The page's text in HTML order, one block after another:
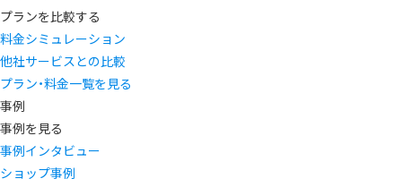
プランを比較する
料金シミュレーション
他社サービスとの比較
プラン・料金一覧を見る
事例
事例を見る
事例インタビュー
ショップ事例